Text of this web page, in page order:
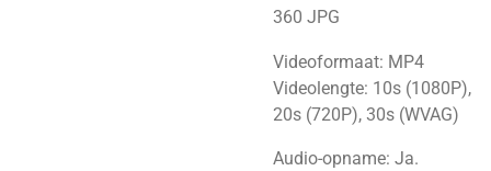
360 JPG
Videoformaat: MP4
Videolengte: 10s (1080P),
20s (720P), 30s (WVAG)
Audio-opname: Ja.